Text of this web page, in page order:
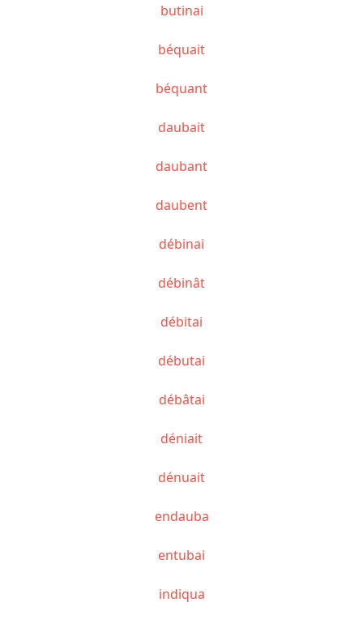
butinai
béquait
béquant
daubait
daubant
daubent
débinai
débinât
débitai
débutai
débâtai
déniait
dénuait
endauba
entubai
indiqua